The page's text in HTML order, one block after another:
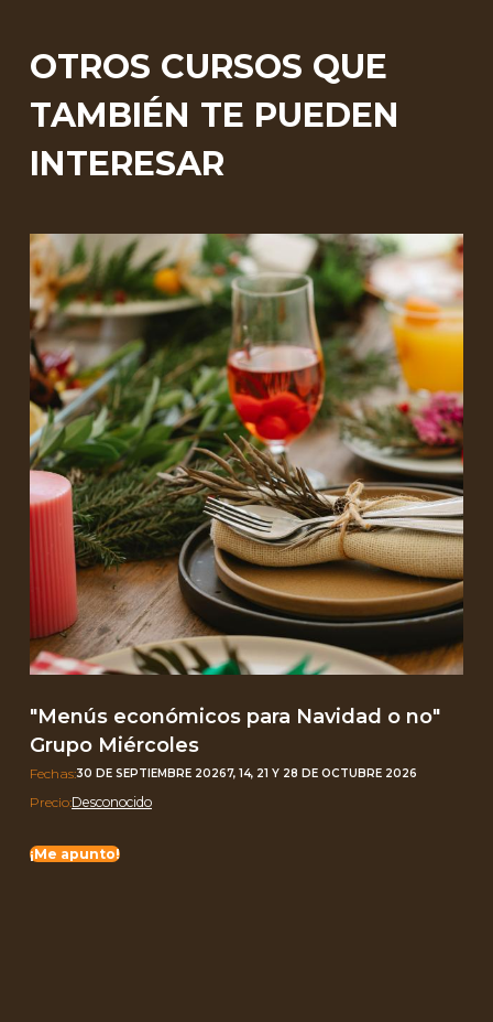
OTROS CURSOS QUE
TAMBIÉN TE PUEDEN
INTERESAR
"Menús económicos para Navidad o no."
Grupo jueves
Fechas:1, 8, 15, 22 Y 29 DE OCTUBRE 2026
Precio:Desconocido
¡Me apunto!al